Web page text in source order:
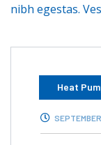
nibh egestas.
Heat